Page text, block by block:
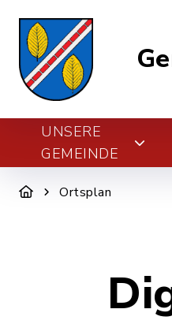
UNSERE
GEMEINDE
Ortsplan